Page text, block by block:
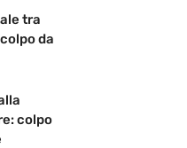
tra
da
colpo